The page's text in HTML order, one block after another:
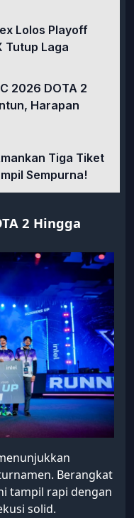
Lolos Playoff
Tutup Laga
2026 DOTA 2
Harapan
Tiga Tiket
Sempurna!
2 Hingga
Berangkat
tampil rapi dengan
solid.